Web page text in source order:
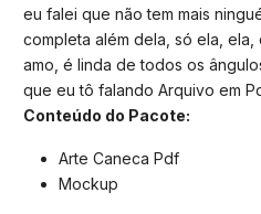
eu falei que não tem mais
completa além dela, só ela,
amo, é linda de todos os
que eu tô falando Arquivo em
Conteúdo do Pacote:
Arte Caneca Pdf
Mockup